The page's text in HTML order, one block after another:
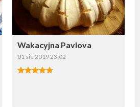
Wakacyjna Pavlova
01 sie 2019 23:02